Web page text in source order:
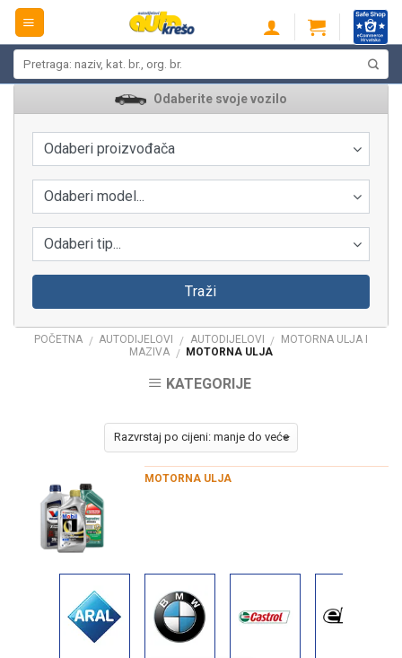
Skip
content
Odaberite svoje vozilo
Odaberi proizvođača
Odaberi model...
Odaberi tip...
Traži
POČETNA / AUTODIJELOVI / AUTODIJELOVI /
MOTORNA ULJA I
MAZIVA / MOTORNA ULJA
KATEGORIJE
MOTORNA ULJA